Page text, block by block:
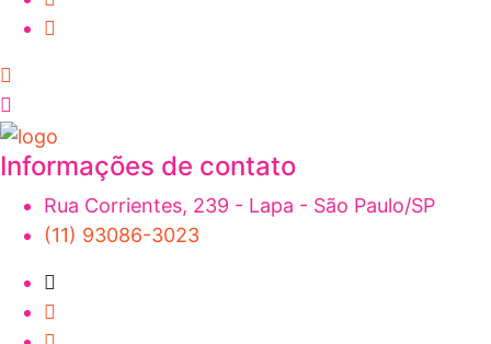
Informações de contato
Rua Corrientes, 239 - Lapa - São Paulo/SP
(11) 93086-3023